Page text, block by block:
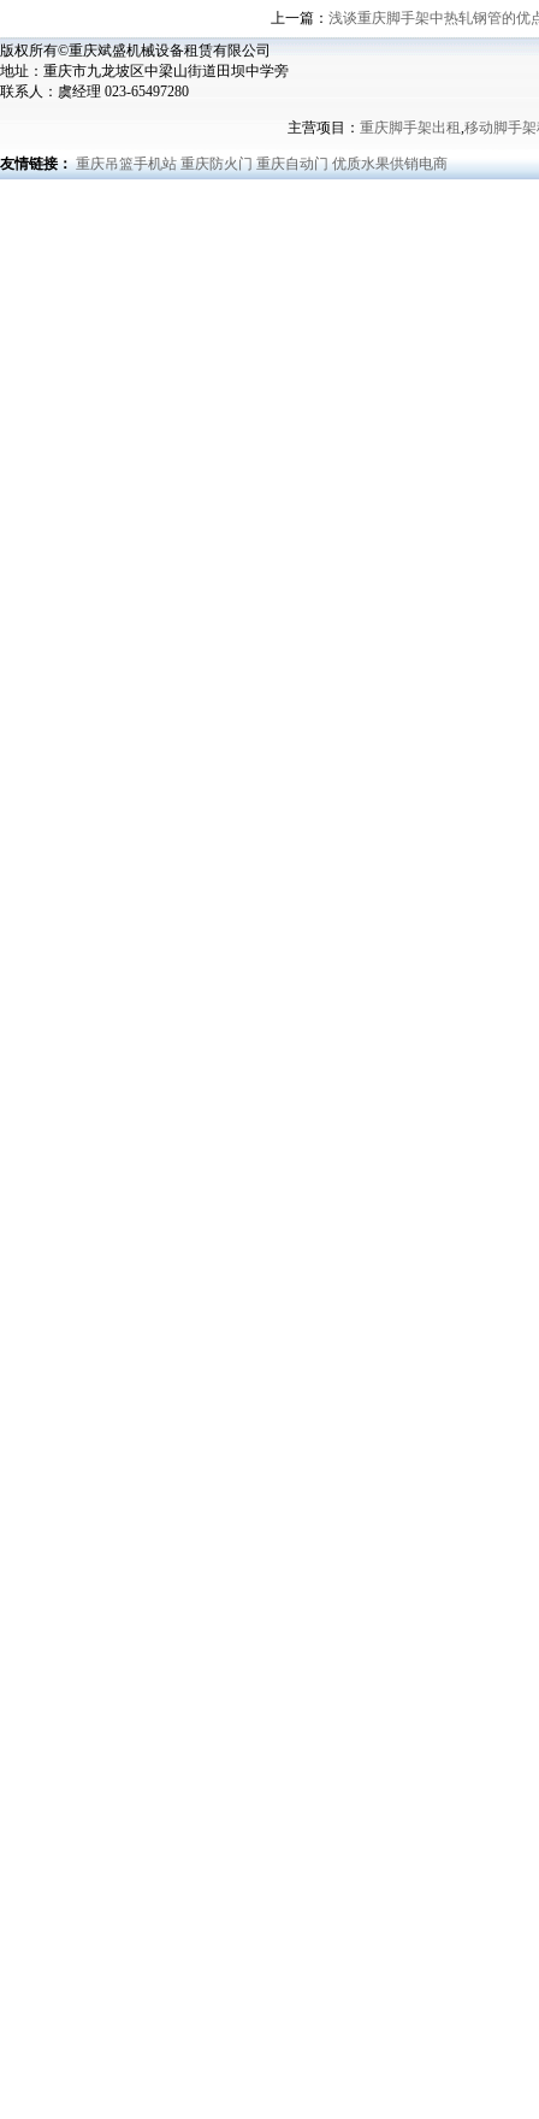
上一篇： 浅谈重庆脚手架中热轧钢管的优
版权所有©重庆斌盛机械设备租赁有限公司
地址：重庆市九龙坡区中梁山街道田坝中学旁
联系人：虞经理 023-65497280
主营项目： 重庆脚手架出租,移动脚手架
友情链接： 重庆吊篮手机站 重庆防火门 重庆自动门 优质水果供销电商